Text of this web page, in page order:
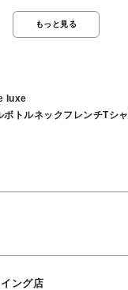
幅広いコーディネートに
100％
もっと見る
luxe
ボトルネックフレンチTシ
ング店